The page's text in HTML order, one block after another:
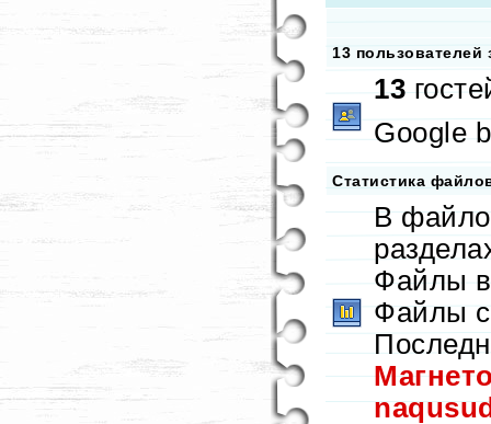
13 пользователей
13
Google
Статистика
В
Файлы в
Файлы